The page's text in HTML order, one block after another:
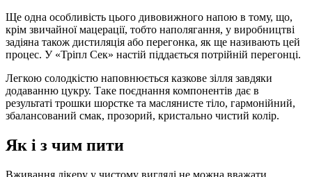
Ще одна особливість цього дивовижного напою в тому, що,
крім звичайної мацерації, тобто наполягання, у виробництві
задіяна також дистиляція або перегонка, як ще називають цей
процес. У «Тріпл Сек» настій піддається потрійній перегонці.
Легкою солодкістю наповнюється казкове зілля завдяки
додаванню цукру. Таке поєднання компонентів дає в
результаті трошки шорстке та маслянисте тіло, гармонійний,
збалансований смак, прозорий, кристально чистий колір.
Як і з чим пити
Вживання лікеру у чистому вигляді не можна вважати